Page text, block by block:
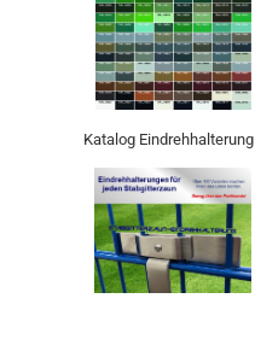
Katalog Eindrehhalterung